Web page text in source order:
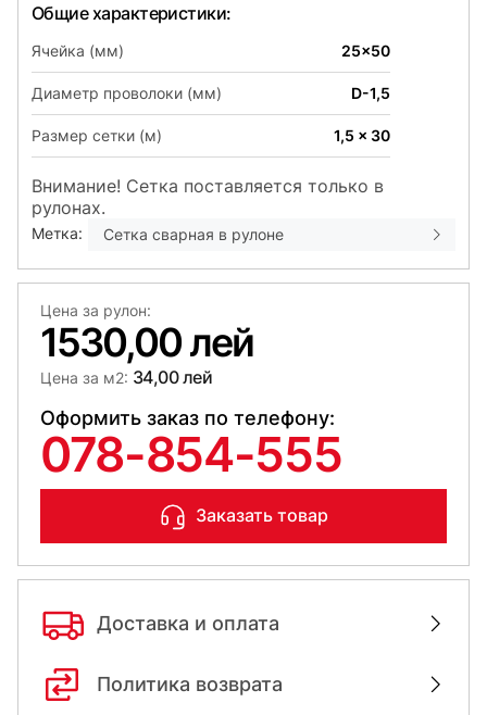
Общие характеристики:
Ячейка (мм) 25x50
Диаметр проволоки (мм) D-1,5
Размер сетки (м) 1,5 x 30
Внимание! Сетка поставляется только в
рулонах.
Метка: Сетка сварная в рулоне
Цена за рулон:
1530,00 лей
Цена за м2: 34,00 лей
Оформить заказ по телефону:
078-854-555
Заказать товар
Доставка и оплата
Политика возврата